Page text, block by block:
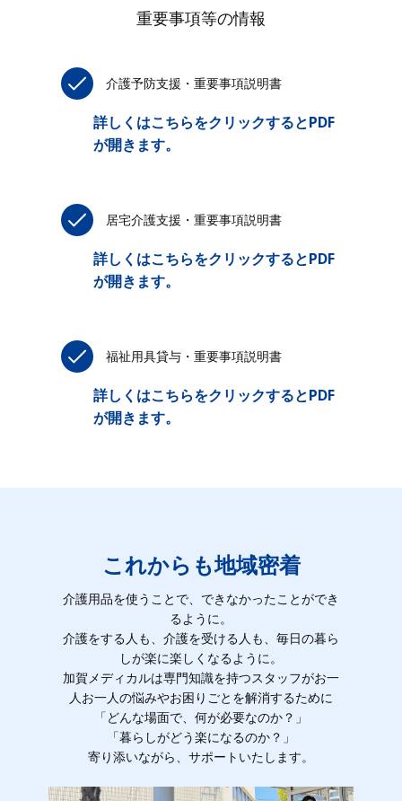
重要事項等の情報
介護予防支援・重要事項説明書
詳しくはこちらをクリックするとPDF
が開きます。
居宅介護支援・重要事項説明書
詳しくはこちらをクリックするとPDF
が開きます。
福祉用具貸与・重要事項説明書
詳しくはこちらをクリックするとPDF
が開きます。
これからも地域密着
介護用品を使うことで、できなかったことができ
るように。
介護をする人も、介護を受ける人も、毎日の暮ら
しが楽に楽しくなるように。
加賀メディカルは専門知識を持つスタッフがお一
人お一人の悩みやお困りごとを解消するために
「どんな場面で、何が必要なのか？」
「暮らしがどう楽になるのか？」
寄り添いながら、サポートいたします。